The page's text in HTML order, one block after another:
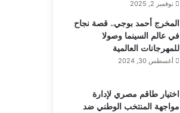
نوفمبر 2, 2025
المخرج أحمد بوجي.. قصة نجاح
في عالم السينما وصولا
للمهرجانات العالمية
أغسطس 30, 2024
اختيار طاقم مصري لإدارة
مواجهة المنتخب الوطني ضد